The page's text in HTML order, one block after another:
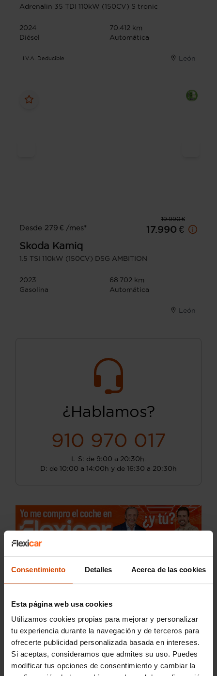
Consentimiento Detalles Acerca de las cookies
Esta página web usa cookies
Utilizamos cookies propias para mejorar y personalizar
tu experiencia durante la navegación y de terceros para
ofrecerte publicidad personalizada basada en intereses.
Si aceptas, consideramos que admites su uso. Puedes
modificar tus opciones de consentimiento y cambiar la
Adrenalin 35 TDI 110kW (150CV) S tronic
2024
70.412 km
Diésel
Automática
I.V.A. Deducible León
19.990 €
Desde 279 € /mes*
17.990 €
Skoda Kamiq
1.5 TSI 110kW (150CV) DSG AMBITION
2023
68.702 km
Gasolina
Automática
León
¿Hablamos?
910 970 017
L-S: de 9:00 a 20:30h.
D: de 10:00 a 14:00h y de 16:30 a 20:30h